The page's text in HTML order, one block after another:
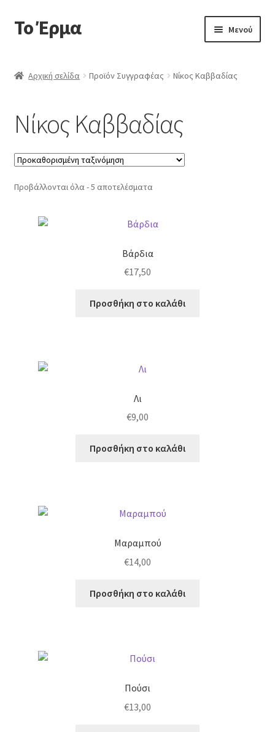
Απευθείας
μετάβαση
πλοήγηση
Μετάβαση
σε
Το Έρμα Μενού
Κατηγορίες Βιβλίων
Συχνές Ερωτήσεις
Επικοινωνία
Αρχική σελίδα Προϊόν Συγγραφέας Νίκος Καββαδίας
Νίκος Καββαδίας
Προβάλλονται όλα - 5 αποτελέσματα
Βάρδια
€17,50
Προσθήκη στο καλάθι
Λι
€9,00
Προσθήκη στο καλάθι
Μαραμπού
€14,00
Προσθήκη στο καλάθι
Πούσι
€13,00